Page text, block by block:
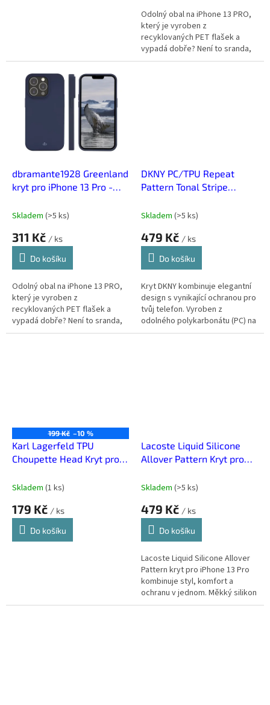
Odolný obal na iPhone 13 PRO,
který je vyroben z
recyklovaných PET flašek a
vypadá dobře? Není to sranda,
dánská značka dbramante1928
dbramante1928 Greenland
kryt pro iPhone 13 Pro -
Skladem (>5 ks)
311 Kč / ks
Do košíku
Odolný obal na iPhone 13 PRO,
který je vyroben z
recyklovaných PET flašek a
vypadá dobře? Není to sranda,
dánská značka dbramante1928
DKNY PC/TPU Repeat
Pattern Tonal Stripe
13 Pro - Růžová
Skladem (>5 ks)
479 Kč / ks
Do košíku
Kryt DKNY kombinuje elegantní
design s vynikající ochranou pro
tvůj telefon. Vyroben z
odolného polykarbonátu (PC) na
zadní straně a měkkého TPU
199 Kč –10 %
Karl Lagerfeld TPU
Choupette Head Kryt pro
Skladem (1 ks)
179 Kč / ks
Do košíku
Lacoste Liquid Silicone
Allover Pattern Kryt pro
Skladem (>5 ks)
479 Kč / ks
Do košíku
Lacoste Liquid Silicone Allover
Pattern kryt pro iPhone 13 Pro
kombinuje styl, komfort a
ochranu v jednom. Měkký silikon
skvěle padne do ruky, neklouže